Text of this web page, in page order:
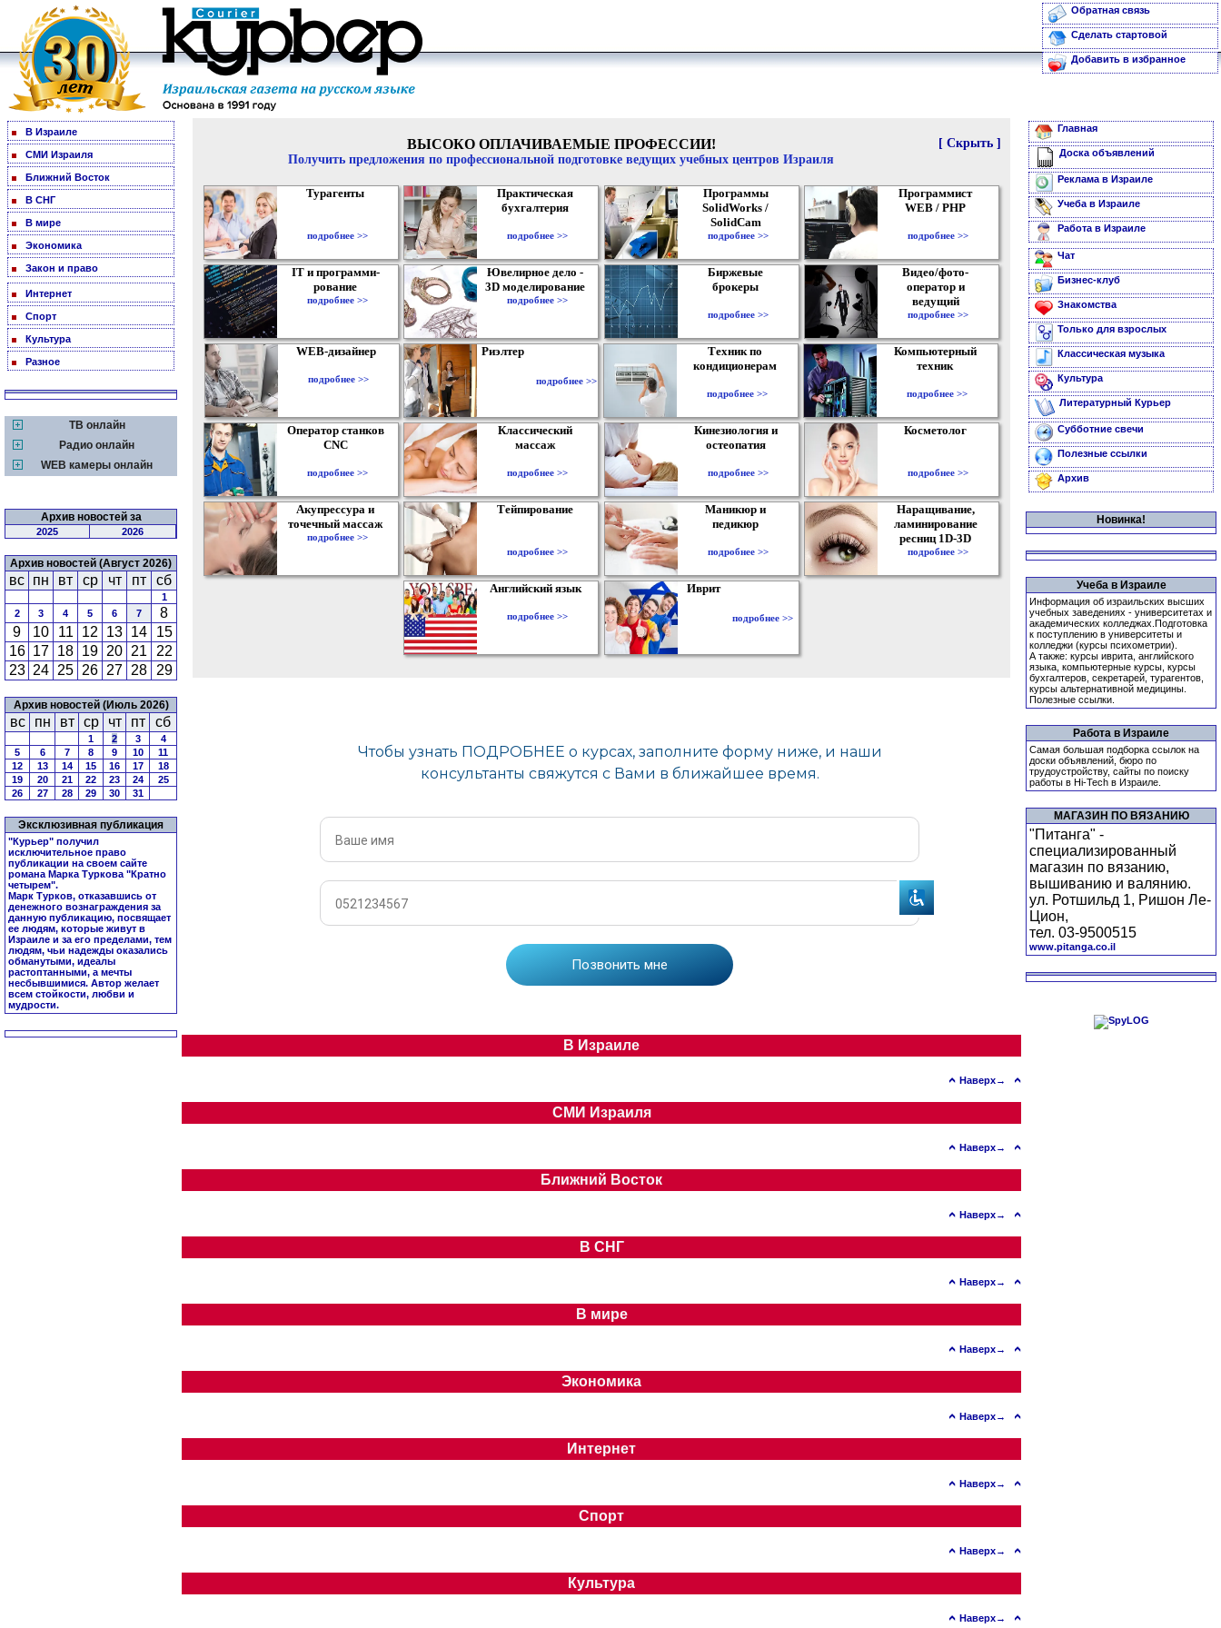
Обратная связь
Сделать стартовой
Добавить в избранное
В Израиле
СМИ Израиля
Ближний Восток
В СНГ
В мире
Экономика
Закон и право
Интернет
Спорт
Культура
Разное
ТВ онлайн
Радио онлайн
WEB камеры онлайн
Архив новостей за
2025 2026
Архив новостей (Август 2026)
вс пн вт ср чт пт сб
1
2
3 4 5 6 7
8
9
10 11 12 13 14
15
16 17 18 19 20 21
22
23 24 25 26 27 28 29
Архив новостей (Июль 2026)
вс пн вт ср чт пт сб
1 2 3
4
5
6 7 8 9 10
11
12
13 14 15 16 17
18
19
20 21 22 23 24
25
26
27 28 29 30 31
Эксклюзивная публикация
"Курьер" получил
исключительное право
публикации на своем сайте
романа Марка Туркова "Кратно
четырем".
Марк Турков, отказавшись от
денежного вознаграждения за
данную публикацию, посвящает
ее людям, которые живут в
Израиле и за его пределами, тем
людям, чьи надежды оказались
обманутыми, идеалы
растоптанными, а мечты
несбывшимися. Автор желает
всем стойкости, любви и
мудрости.
[ Скрыть ]
ВЫСОКО ОПЛАЧИВАЕМЫЕ ПРОФЕССИИ!
Получить предложения по профессиональной подготовке ведущих учебных центров Израиля
Турагенты
подробнее >>
Практическая
бухгалтерия
подробнее >>
Программы
SolidWorks /
SolidCam
подробнее >>
Программист
WEB / PHP
подробнее >>
IT и программи-
рование
подробнее >>
Ювелирное дело -
3D моделирование
подробнее >>
Биржевые
брокеры
подробнее >>
Видео/фото-
оператор и
ведущий
подробнее >>
WEB-дизайнер
подробнее >>
Риэлтер
подробнее >>
Техник по
кондиционерам
подробнее >>
Компьютерный
техник
подробнее >>
Оператор станков
CNC
подробнее >>
Классический
массаж
подробнее >>
Кинезиология и
остеопатия
подробнее >>
Косметолог
подробнее >>
Акупрессура и
точечный массаж
подробнее >>
Тейпирование
подробнее >>
Маникюр и
педикюр
подробнее >>
Наращивание,
ламинирование
ресниц 1D-3D
подробнее >>
Английский язык
подробнее >>
Иврит
подробнее >>
В Израиле
Наверх→
СМИ Израиля
Наверх→
Ближний Восток
Наверх→
В СНГ
Наверх→
В мире
Наверх→
Экономика
Наверх→
Интернет
Наверх→
Спорт
Наверх→
Культура
Наверх→
Главная
Доска объявлений
Реклама в Израиле
Учеба в Израиле
Работа в Израиле
Чат
Бизнес-клуб
Знакомства
Только для взрослых
Классическая музыка
Культура
Литературный Курьер
Субботние свечи
Полезные ссылки
Архив
Новинка!
Учеба в Израиле
Информация об израильских высших
учебных заведениях - университетах и
академических колледжах.Подготовка
к поступлению в университеты и
колледжи (курсы психометрии).
А также: курсы иврита, английского
языка, компьютерные курсы, курсы
бухгалтеров, секретарей, турагентов,
курсы альтернативной медицины.
Полезные ссылки.
Работа в Израиле
Самая большая подборка ссылок на
доски объявлений, бюро по
трудоустройству, сайты по поиску
работы в Hi-Tech в Израиле.
МАГАЗИН ПО ВЯЗАНИЮ
"Питанга" -
специализированный
магазин по вязанию,
вышиванию и валянию.
ул. Ротшильд 1, Ришон Ле-
Цион,
тел. 03-9500515
www.pitanga.co.il